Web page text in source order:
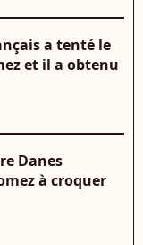
a tenté le
et il a obtenu
Danes
à croquer